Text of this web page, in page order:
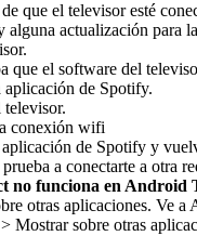
que el televisor esté
alguna actualización para
que el software del
aplicación de Spotify.
conexión wifi
de Spotify y
prueba a conectarte a otra
no funciona en Android
otras aplicaciones. Ve
Mostrar sobre otras